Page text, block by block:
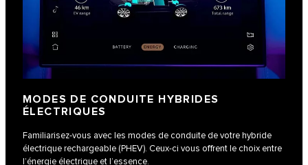
MODES DE CONDUITE HYBRIDES
ÉLECTRIQUES
Familiarisez-vous avec les modes de conduite de votre hybride
électrique rechargeable (PHEV). Ceux-ci vous offrent le choix entre
l’énergie électrique et l’essence.